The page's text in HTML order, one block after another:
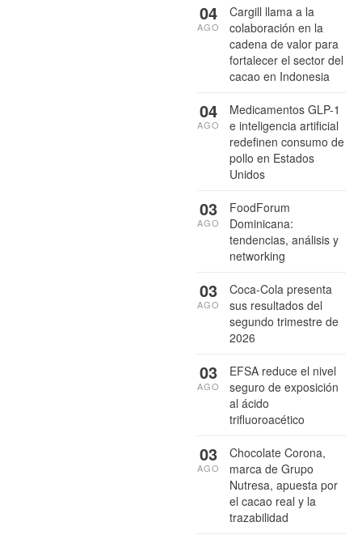
Cargill llama a la
colaboración en la
cadena de valor para
fortalecer el sector del
cacao en Indonesia
04
AGO
Medicamentos GLP-1
e inteligencia artificial
redefinen consumo de
pollo en Estados
Unidos
04
AGO
FoodForum
Dominicana:
tendencias, análisis y
networking
03
AGO
Coca-Cola presenta
sus resultados del
segundo trimestre de
2026
03
AGO
EFSA reduce el nivel
seguro de exposición
al ácido
trifluoroacético
03
AGO
Chocolate Corona,
marca de Grupo
Nutresa, apuesta por
el cacao real y la
trazabilidad
03
AGO